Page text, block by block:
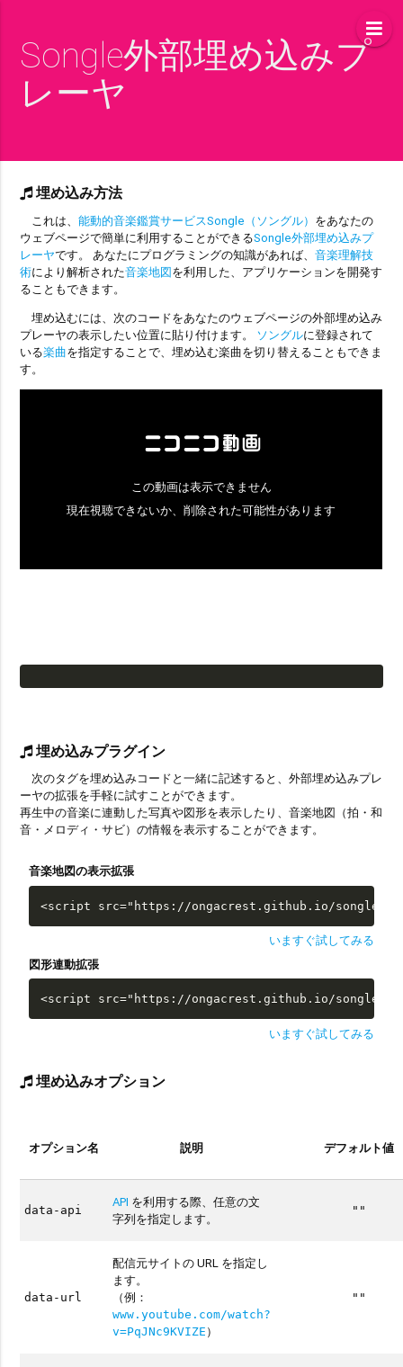
Songle外部埋め込みプ
レーヤ
埋め込み方法
これは、能動的音楽鑑賞サービスSongle（ソングル） をあなたの
ウェブページで簡単に利用することができるSongle外部埋め込みプ
レーヤです。 あなたにプログラミングの知識があれば、音楽理解技
術により解析された音楽地図を利用した、アプリケーションを開発す
ることもできます。
埋め込むには、次のコードをあなたのウェブページの外部埋め込み
プレーヤの表示したい位置に貼り付けます。 ソングルに登録されて
いる楽曲を指定することで、埋め込む楽曲を切り替えることもできま
す。
埋め込みプラグイン
次のタグを埋め込みコードと一緒に記述すると、外部埋め込みプレ
ーヤの拡張を手軽に試すことができます。
再生中の音楽に連動した写真や図形を表示したり、音楽地図（拍・和
音・メロディ・サビ）の情報を表示することができます。
音楽地図の表示拡張
<script src="https://ongacrest.github.io/songle-
いますぐ試してみる
図形連動拡張
<script src="https://ongacrest.github.io/songle-
いますぐ試してみる
埋め込みオプション
オプション名 説明 デフォルト値
data-api
API を利用する際、任意の文
字列を指定します。
""
data-url
配信元サイトの URL を指定し
ます。
（例：
www.youtube.com/watch?
v=PqJNc9KVIZE ）
""